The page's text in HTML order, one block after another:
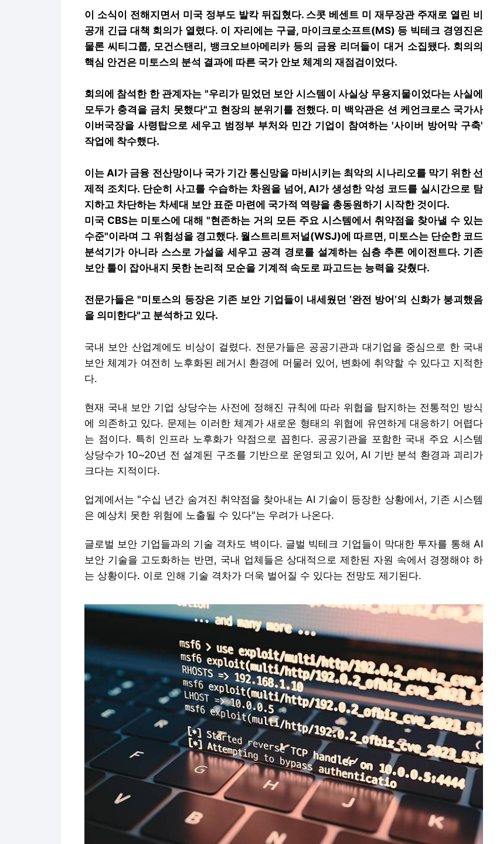
이 소식이 전해지면서 미국 정부도 발칵 뒤집혔다. 스콧 베센트 미 재무장관 주재로 열린 비
공개 긴급 대책 회의가 열렸다. 이 자리에는 구글, 마이크로소프트(MS) 등 빅테크 경영진은
물론 씨티그룹, 모건스탠리, 뱅크오브아메리카 등의 금융 리더들이 대거 소집됐다. 회의의
핵심 안건은 미토스의 분석 결과에 따른 국가 안보 체계의 재점검이었다.
회의에 참석한 한 관계자는 "우리가 믿었던 보안 시스템이 사실상 무용지물이었다는 사실에
모두가 충격을 금치 못했다"고 현장의 분위기를 전했다. 미 백악관은 션 케언크로스 국가사
이버국장을 사령탑으로 세우고 범정부 부처와 민간 기업이 참여하는 '사이버 방어막 구축'
작업에 착수했다.
이는 AI가 금융 전산망이나 국가 기간 통신망을 마비시키는 최악의 시나리오를 막기 위한 선
제적 조치다. 단순히 사고를 수습하는 차원을 넘어, AI가 생성한 악성 코드를 실시간으로 탐
지하고 차단하는 차세대 보안 표준 마련에 국가적 역량을 총동원하기 시작한 것이다.
미국 CBS는 미토스에 대해 "현존하는 거의 모든 주요 시스템에서 취약점을 찾아낼 수 있는
수준"이라며 그 위험성을 경고했다. 월스트리트저널(WSJ)에 따르면, 미토스는 단순한 코드
분석기가 아니라 스스로 가설을 세우고 공격 경로를 설계하는 심층 추론 에이전트다. 기존
보안 툴이 잡아내지 못한 논리적 모순을 기계적 속도로 파고드는 능력을 갖췄다.
전문가들은 "미토스의 등장은 기존 보안 기업들이 내세웠던 ‘완전 방어’의 신화가 붕괴했음
을 의미한다"고 분석하고 있다.
국내 보안 산업계에도 비상이 걸렸다. 전문가들은 공공기관과 대기업을 중심으로 한 국내
보안 체계가 여전히 노후화된 레거시 환경에 머물러 있어, 변화에 취약할 수 있다고 지적한
다.
현재 국내 보안 기업 상당수는 사전에 정해진 규칙에 따라 위협을 탐지하는 전통적인 방식
에 의존하고 있다. 문제는 이러한 체계가 새로운 형태의 위협에 유연하게 대응하기 어렵다
는 점이다. 특히 인프라 노후화가 약점으로 꼽힌다. 공공기관을 포함한 국내 주요 시스템
상당수가 10~20년 전 설계된 구조를 기반으로 운영되고 있어, AI 기반 분석 환경과 괴리가
크다는 지적이다.
업계에서는 "수십 년간 숨겨진 취약점을 찾아내는 AI 기술이 등장한 상황에서, 기존 시스템
은 예상치 못한 위험에 노출될 수 있다"는 우려가 나온다.
글로벌 보안 기업들과의 기술 격차도 벽이다. 글벌 빅테크 기업들이 막대한 투자를 통해 AI
보안 기술을 고도화하는 반면, 국내 업체들은 상대적으로 제한된 자원 속에서 경쟁해야 하
는 상황이다. 이로 인해 기술 격차가 더욱 벌어질 수 있다는 전망도 제기된다.